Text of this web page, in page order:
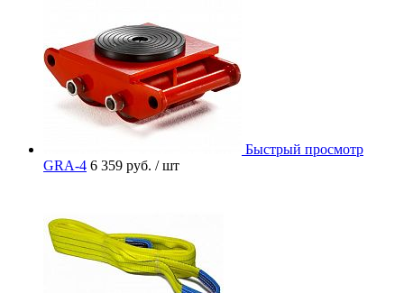
Быстрый просмотр
GRA-4 6 359 руб. / шт